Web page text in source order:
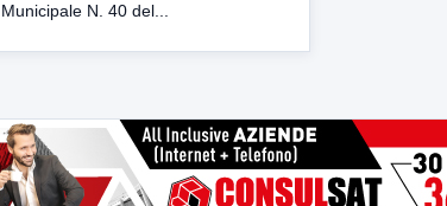
Municipale N. 40 del...